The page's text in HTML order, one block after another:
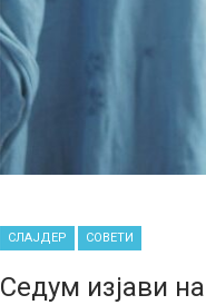
СЛАЈДЕР СОВЕТИ
Седум изјави